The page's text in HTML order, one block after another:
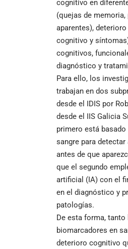
cognitivo en
(quejas de
aparentes),
cognitivo y
cognitivos,
diagnóstico y
Para ello, los
trabajan en dos
desde el IDIS por
desde el IIS Galicia
primero está
sangre para
antes de que
que el segundo
artificial (IA) con el
en el diagnóstico y
patologías.
De esta forma,
biomarcadores en
deterioro cognitivo